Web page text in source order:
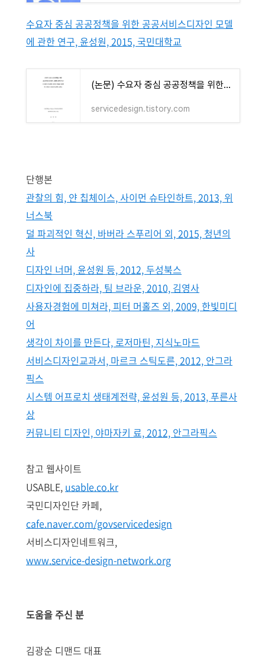
수요자 중심 공공정책을 위한 공공서비스디자인 모델
에 관한 연구, 윤성원, 2015, 국민대학교
(논문) 수요자 중심 공공정책을 위한 공공서비스디자인 모델에 관한 연구 - 윤성원. 2015. 박사학
servicedesign.tistory.com
단행본
관찰의 힘, 얀 칩체이스, 사이먼 슈타인하트, 2013, 위
너스북
덜 파괴적인 혁신, 바버라 스푸리어 외, 2015, 청년의
사
디자인 너머, 윤성원 등, 2012, 두성북스
디자인에 집중하라, 팀 브라운, 2010, 김영사
사용자경험에 미쳐라, 피터 머홀즈 외, 2009, 한빛미디
어
생각이 차이를 만든다, 로저마틴, 지식노마드
서비스디자인교과서, 마르크 스틱도른, 2012, 안그라
픽스
시스템 어프로치 생태계전략, 윤성원 등, 2013, 푸른사
상
커뮤니티 디자인, 야마자키 료, 2012, 안그라픽스
참고 웹사이트
USABLE, usable.co.kr
국민디자인단 카페,
cafe.naver.com/govservicedesign
서비스디자인네트워크,
www.service-design-network.org
도움을 주신 분
김광순 디맨드 대표